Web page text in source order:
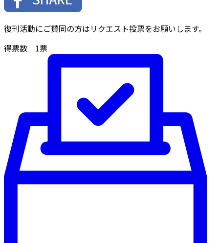
復刊活動にご賛同の方はリクエスト投票をお願いします。
得票数 1票